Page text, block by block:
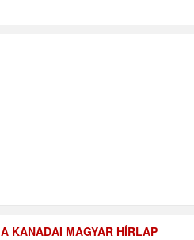
A KANADAI MAGYAR HÍRLAP